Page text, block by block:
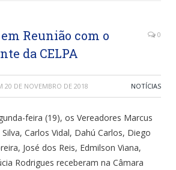
Reunião com o
da CELPA
0
20 DE NOVEMBRO DE 2018 NOTÍCIAS
feira (19), os Vereadores Marcus
Carlos Vidal, Dahú Carlos, Diego
José dos Reis, Edmilson Viana,
Rodrigues receberam na Câmara